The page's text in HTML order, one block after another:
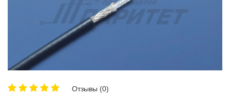
Отзывы (0)